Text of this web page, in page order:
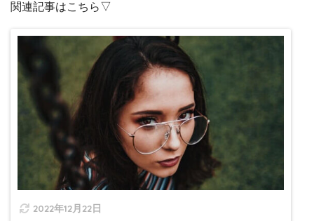
関連記事はこちら▽
2022年12月22日